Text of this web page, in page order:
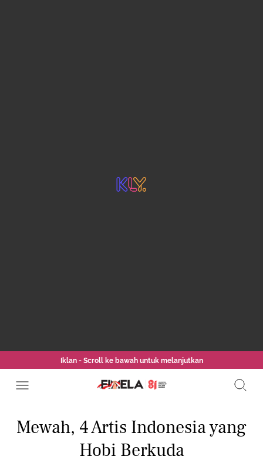
Iklan - Scroll ke bawah untuk melanjutkan
Mewah, 4 Artis Indonesia yang
Hobi Berkuda